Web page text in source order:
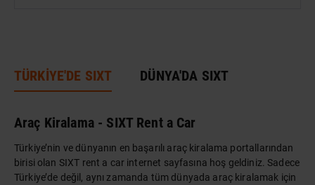
TÜRKİYE'DE SIXT DÜNYA'DA SIXT
Araç Kiralama - SIXT Rent a Car
Türkiye’nin ve dünyanın en başarılı araç kiralama portallarından
birisi olan SIXT rent a car internet sayfasına hoş geldiniz. Sadece
Türkiye’de değil, aynı zamanda tüm dünyada araç kiralamak için